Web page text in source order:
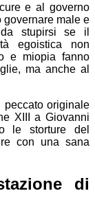
e al governo
governare male e
stupirsi se il
egoistica non
e miopia fanno
ma anche al
peccato originale
XIII a Giovanni
le storture del
con una sana
di